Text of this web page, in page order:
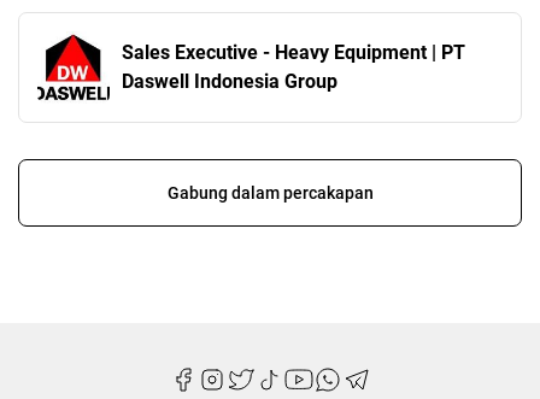
Sales Executive - Heavy Equipment | PT
Daswell Indonesia Group
Gabung dalam percakapan